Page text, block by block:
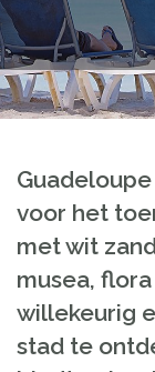
voor het
met wit
musea,
willekeurig
stad te